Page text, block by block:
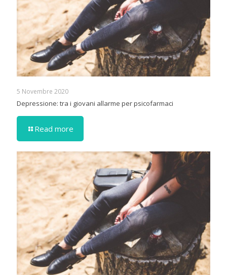
5 Novembre 2020
Depressione: tra i giovani allarme per psicofarmaci
Read more